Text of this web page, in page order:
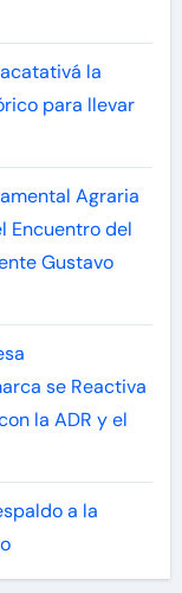
la
para llevar
Agraria
Encuentro del
Gustavo
se Reactiva
la ADR y el
a la